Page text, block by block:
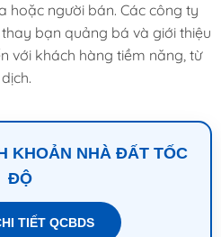
hoặc người bán. Các công ty
bạn quảng bá và giới thiệu
với khách hàng tiềm năng, từ
KHOẢN NHÀ ĐẤT TỐC
ĐỘ
TIẾT QCBDS